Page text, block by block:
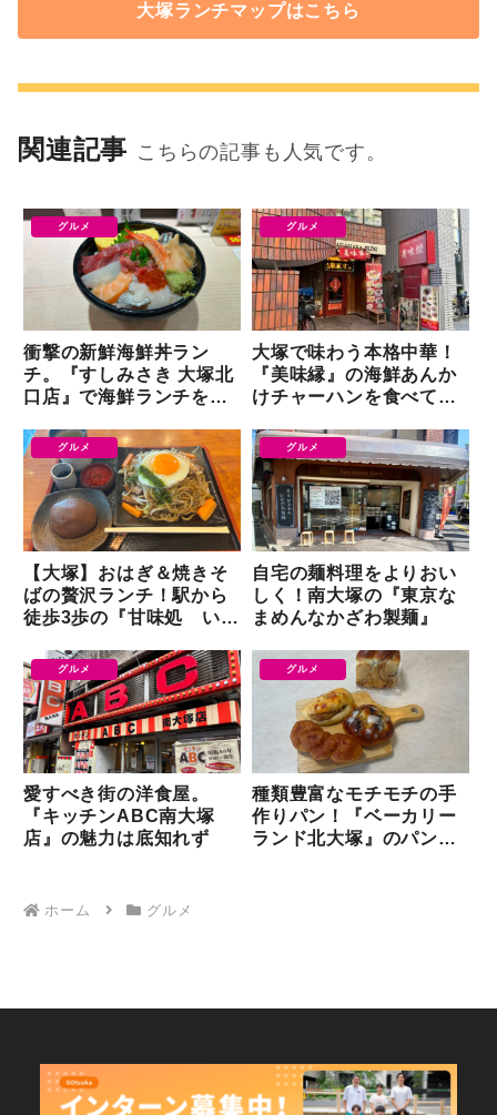
大塚ランチマップはこちら
関連記事 こちらの記事も人気です。
グルメ
衝撃の新鮮海鮮丼ラン
チ。『すしみさき 大塚北
口店』で海鮮ランチをい
グルメ
大塚で味わう本格中華！
『美味縁』の海鮮あんか
けチャーハンを食べてき
グルメ
【大塚】おはぎ＆焼きそ
ばの贅沢ランチ！駅から
徒歩3歩の『甘味処 いっ
グルメ
自宅の麺料理をよりおい
しく！南大塚の『東京な
まめんなかざわ製麺』
グルメ
愛すべき街の洋食屋。
『キッチンABC南大塚
店』の魅力は底知れず
グルメ
種類豊富なモチモチの手
作りパン！『ベーカリー
ランド北大塚』のパンを
ホーム グルメ